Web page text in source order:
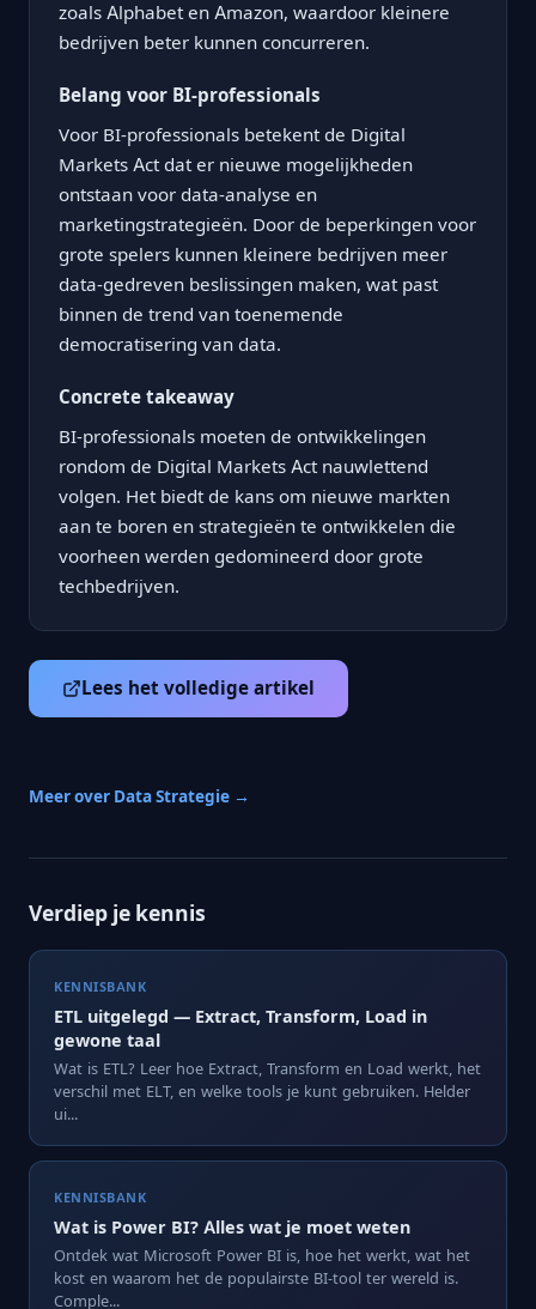
zoals Alphabet en Amazon, waardoor kleinere
bedrijven beter kunnen concurreren.
Belang voor BI-professionals
Voor BI-professionals betekent de Digital
Markets Act dat er nieuwe mogelijkheden
ontstaan voor data-analyse en
marketingstrategieën. Door de beperkingen voor
grote spelers kunnen kleinere bedrijven meer
data-gedreven beslissingen maken, wat past
binnen de trend van toenemende
democratisering van data.
Concrete takeaway
BI-professionals moeten de ontwikkelingen
rondom de Digital Markets Act nauwlettend
volgen. Het biedt de kans om nieuwe markten
aan te boren en strategieën te ontwikkelen die
voorheen werden gedomineerd door grote
techbedrijven.
Lees het volledige artikel
Meer over Data Strategie →
Verdiep je kennis
KENNISBANK
ETL uitgelegd — Extract, Transform, Load in
gewone taal
Wat is ETL? Leer hoe Extract, Transform en Load werkt, het
verschil met ELT, en welke tools je kunt gebruiken. Helder
ui...
KENNISBANK
Wat is Power BI? Alles wat je moet weten
Ontdek wat Microsoft Power BI is, hoe het werkt, wat het
kost en waarom het de populairste BI-tool ter wereld is.
Comple...